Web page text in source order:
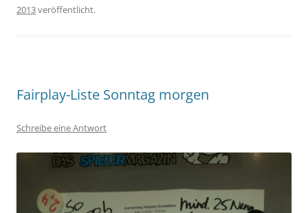
2013veröffentlicht.
Fairplay-Liste Sonntag morgen
Schreibe eine Antwort